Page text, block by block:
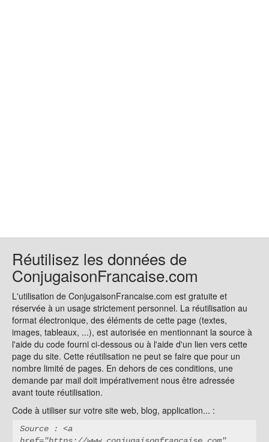
Réutilisez les données de
ConjugaisonFrancaise.com
L'utilisation de ConjugaisonFrancaise.com est gratuite et
réservée à un usage strictement personnel. La réutilisation au
format électronique, des éléments de cette page (textes,
images, tableaux, ...), est autorisée en mentionnant la source à
l'aide du code fourni ci-dessous ou à l'aide d'un lien vers cette
page du site. Cette réutilisation ne peut se faire que pour un
nombre limité de pages. En dehors de ces conditions, une
demande par mail doit impérativement nous être adressée
avant toute réutilisation.
Code à utiliser sur votre site web, blog, application... :